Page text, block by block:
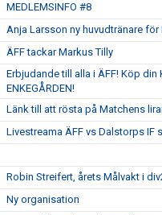
MEDLEMSINFO #8
Anja Larsson ny huvudtränare för
ÄFF tackar Markus Tilly
Erbjudande till alla i ÄFF! Köp din
ENKEGÅRDEN!
Länk till att rösta på Matchens
Livestreama ÄFF vs Dalstorps IF
Robin Streifert, årets Målvakt i
Ny organisation